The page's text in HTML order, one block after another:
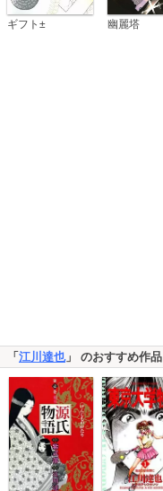
ギフト± 幽麗塔
「 江川達也」 のおすすめ作品